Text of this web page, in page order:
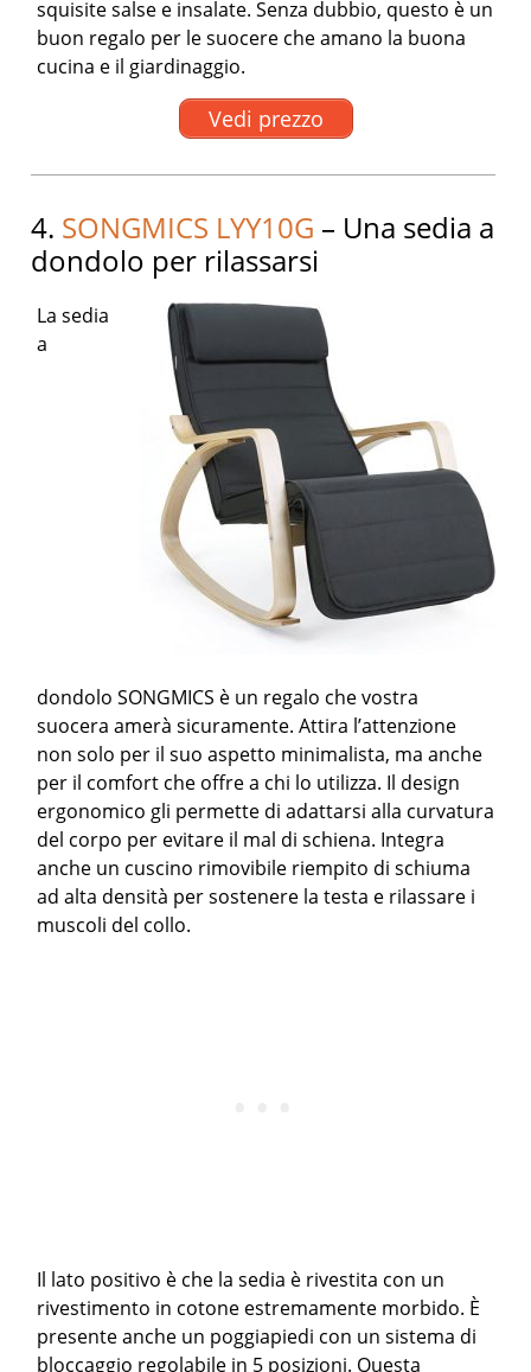
squisite salse e insalate. Senza dubbio, questo è un
buon regalo per le suocere che amano la buona
cucina e il giardinaggio.
Vedi prezzo
4. SONGMICS LYY10G – Una sedia a
dondolo per rilassarsi
La sedia
a
dondolo SONGMICS è un regalo che vostra
suocera amerà sicuramente. Attira l’attenzione
non solo per il suo aspetto minimalista, ma anche
per il comfort che offre a chi lo utilizza. Il design
ergonomico gli permette di adattarsi alla curvatura
del corpo per evitare il mal di schiena. Integra
anche un cuscino rimovibile riempito di schiuma
ad alta densità per sostenere la testa e rilassare i
muscoli del collo.
Il lato positivo è che la sedia è rivestita con un
rivestimento in cotone estremamente morbido. È
presente anche un poggiapiedi con un sistema di
bloccaggio regolabile in 5 posizioni. Questa